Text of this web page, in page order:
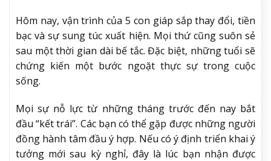
Hôm nay, vận trình của 5 con giáp sắp thay đổi, tiền
bạc và sự sung túc xuất hiện. Mọi thứ cũng suôn sẻ
sau một thời gian dài bế tắc. Đặc biệt, những tuổi sẽ
chứng kiến một bước ngoặt thực sự trong cuộc
sống.
Mọi sự nỗ lực từ những tháng trước đến nay bắt
đầu “kết trái”. Các bạn có thể gặp được những người
đồng hành tâm đầu ý hợp. Nếu có ý định triển khai ý
tưởng mới sau kỳ nghỉ, đây là lúc bạn nhận được